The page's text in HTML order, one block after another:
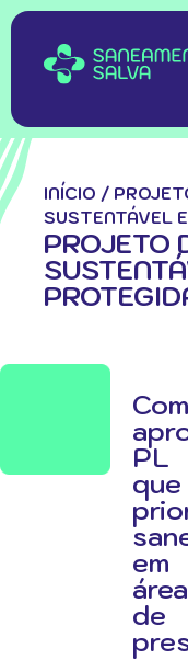
INÍCIO /
SUSTENTÁVEL
PROJETO
PL
que
em
de